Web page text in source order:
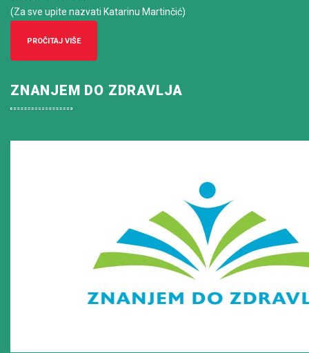
(Za sve upite nazvati Katarinu Martinčić)
PROČITAJ VIŠE
ZNANJEM DO ZDRAVLJA